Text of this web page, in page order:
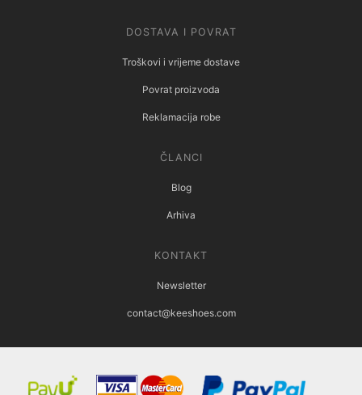
DOSTAVA I POVRAT
Troškovi i vrijeme dostave
Povrat proizvoda
Reklamacija robe
ČLANCI
Blog
Arhiva
KONTAKT
Newsletter
contact@keeshoes.com